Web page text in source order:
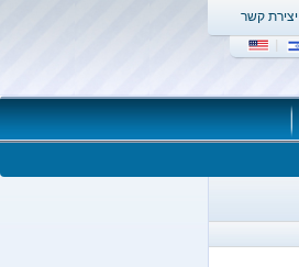
יצירת קשר